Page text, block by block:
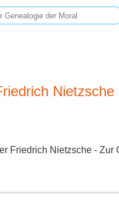
Friedrich Nietzsche -